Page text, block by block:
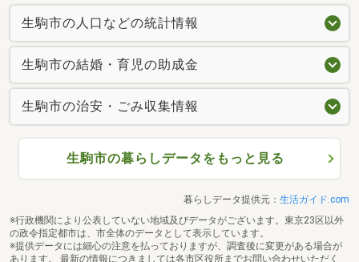
生駒市の人口などの統計情報
生駒市の結婚・育児の助成金
生駒市の治安・ごみ収集情報
生駒市の暮らしデータをもっと見る
暮らしデータ提供元： 生活ガイド.com
※行政機関により公表していない地域及びデータがございます。東京23区以外
の政令指定都市は、市全体のデータとして表示しています。
※提供データには細心の注意を払っておりますが、調査後に変更がある場合が
あります。 最新の情報につきましては各市区役所までお問い合わせいただく